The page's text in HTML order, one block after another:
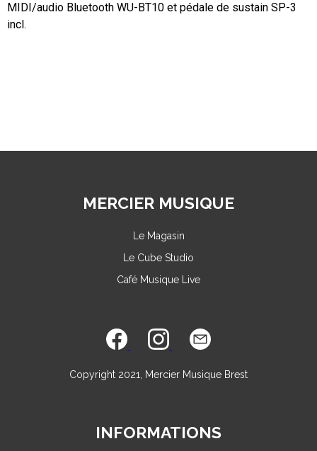
MIDI/audio Bluetooth WU-BT10 et pédale de sustain SP-3
incl.
MERCIER MUSIQUE
Le Magasin
Le Cube Studio
Café Musique Live
Copyright 2021, Mercier Musique Brest
INFORMATIONS